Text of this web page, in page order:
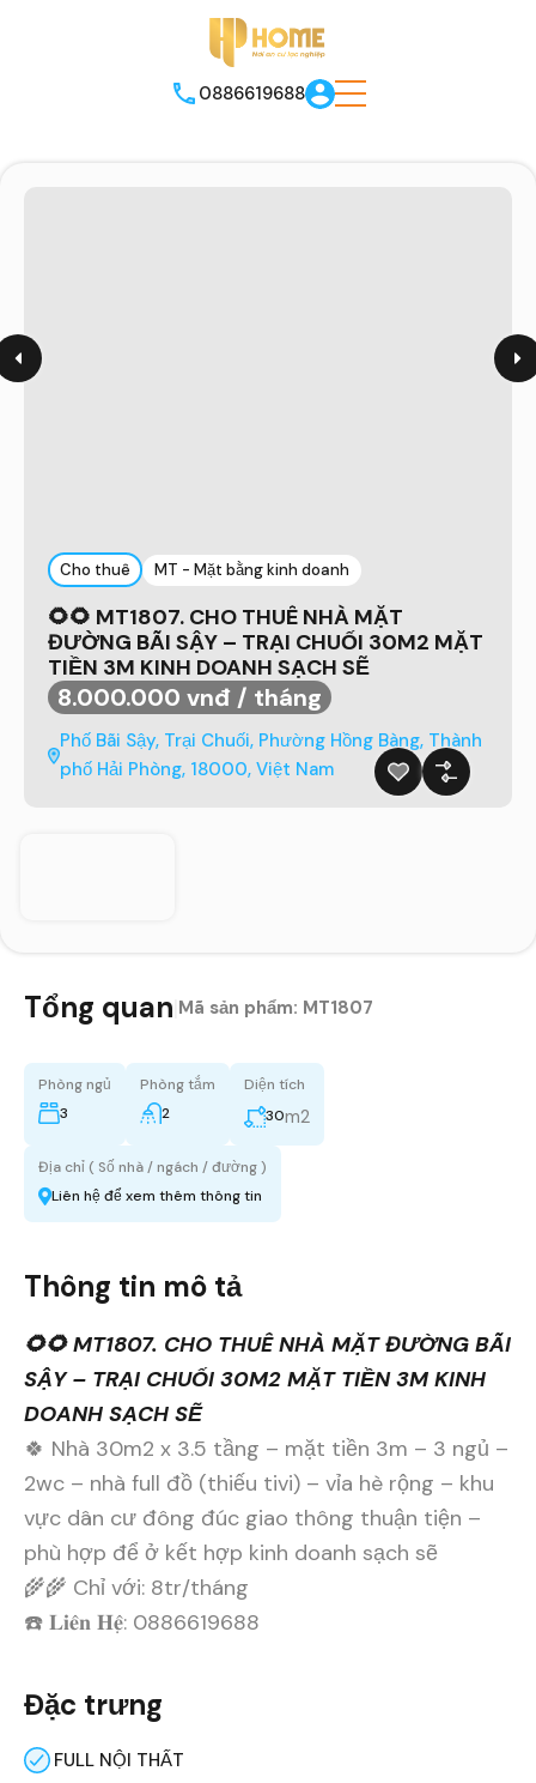
0886619688
Cho thuê MT - Mặt bằng kinh doanh
🌻🌻 MT1807. CHO THUÊ NHÀ MẶT
ĐƯỜNG BÃI SẬY – TRẠI CHUỐI 30M2 MẶT
TIỀN 3M KINH DOANH SẠCH SẼ
8.000.000 vnđ / tháng
Phố Bãi Sậy, Trại Chuối, Phường Hồng Bàng, Thành
phố Hải Phòng, 18000, Việt Nam
Tổng quan Mã sản phẩm: MT1807
Phòng ngủ
3
Phòng tắm
2
Diện tích
30m2
Địa chỉ ( Số nhà / ngách / đường )
Liên hệ để xem thêm thông tin
Thông tin mô tả
🌻🌻 MT1807. CHO THUÊ NHÀ MẶT ĐƯỜNG BÃI
SẬY – TRẠI CHUỐI 30M2 MẶT TIỀN 3M KINH
DOANH SẠCH SẼ
🍀 Nhà 30m2 x 3.5 tầng – mặt tiền 3m – 3 ngủ –
2wc – nhà full đồ (thiếu tivi) – vỉa hè rộng – khu
vực dân cư đông đúc giao thông thuận tiện –
phù hợp để ở kết hợp kinh doanh sạch sẽ
🌾🌾 Chỉ với: 8tr/tháng
☎️ 𝐋𝐢𝐞̂𝐧 𝐇𝐞̣̂: 0886619688
Đặc trưng
FULL NỘI THẤT